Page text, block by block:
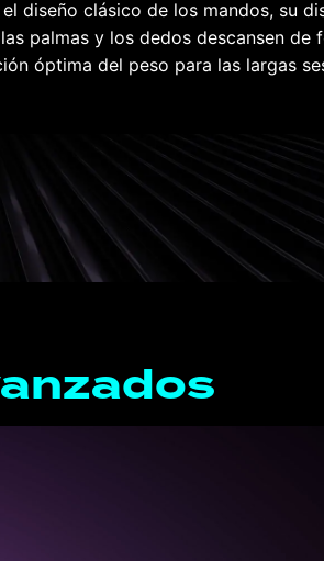
diseño clásico de los mandos, su
palmas y los dedos descansen
óptima del peso para las largas